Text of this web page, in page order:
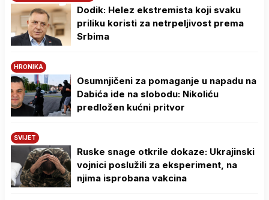
Dodik: Helez ekstremista koji svaku
priliku koristi za netrpeljivost prema
Srbima
HRONIKA
Osumnjičeni za pomaganje u napadu na
Dabića ide na slobodu: Nikoliću
predložen kućni pritvor
SVIJET
Ruske snage otkrile dokaze: Ukrajinski
vojnici poslužili za eksperiment, na
njima isprobana vakcina